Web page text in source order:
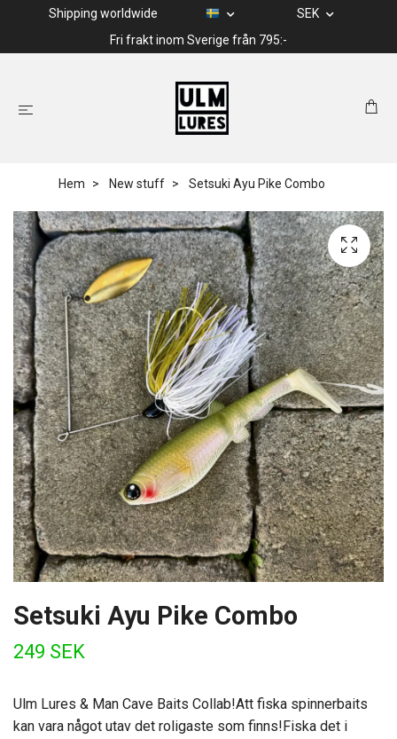
Shipping worldwide
SEK
Fri frakt inom Sverige från 795:-
Hem New stuff Setsuki Ayu Pike Combo
Setsuki Ayu Pike Combo
249 SEK
Ulm Lures & Man Cave Baits Collab!Att fiska spinnerbaits
kan vara något utav det roligaste som finns!Fiska det i